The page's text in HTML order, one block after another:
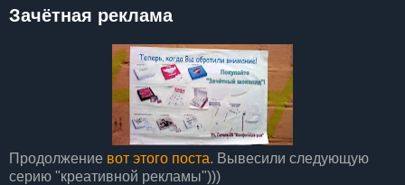
Зачётная реклама
Продолжение вот этого поста. Вывесили следующую
серию "креативной рекламы")))